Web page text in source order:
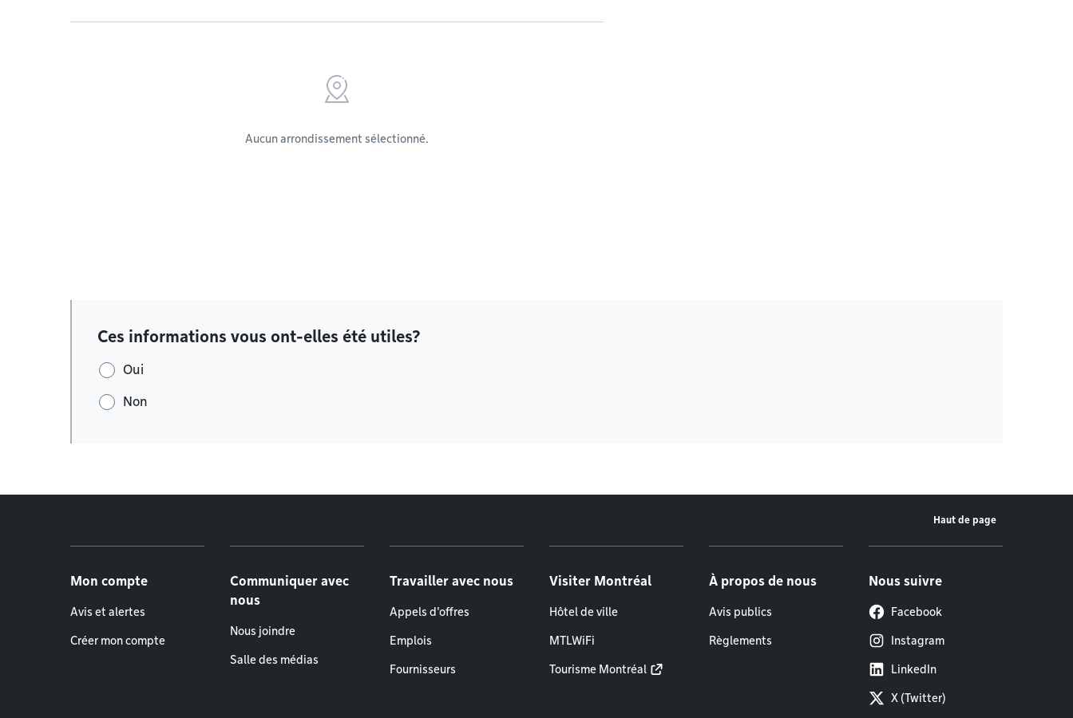
Aucun arrondissement sélectionné.
Ces informations vous ont-elles été utiles?
Oui
Non
Haut de page
Mon compte
Avis et alertes
Créer mon compte
Communiquer avec
nous
Nous joindre
Salle des médias
Travailler avec nous
Appels d'offres
Emplois
Fournisseurs
Visiter Montréal
Hôtel de ville
MTLWiFi
Tourisme Montréal
À propos de nous
Avis publics
Règlements
Nous suivre
Facebook
Instagram
LinkedIn
X (Twitter)